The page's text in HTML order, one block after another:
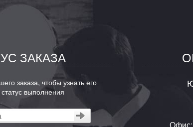
ЗАКАЗА
заказа, чтобы узнать его
выполнения
Офис: